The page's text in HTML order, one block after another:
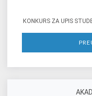
КONКURS ZA UPIS